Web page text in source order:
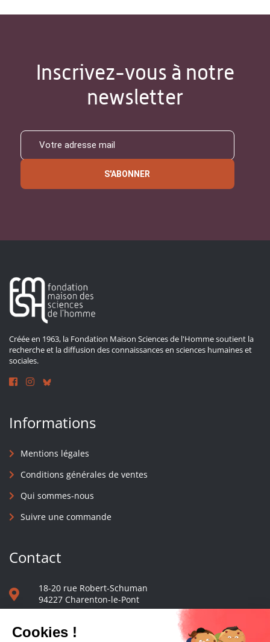
Inscrivez-vous à notre
newsletter
S'ABONNER
Créée en 1963, la Fondation Maison Sciences de l'Homme soutient la
recherche et la diffusion des connaissances en sciences humaines et
sociales.
Informations
Mentions légales
Conditions générales de ventes
Qui sommes-nous
Suivre une commande
Contact
18-20 rue Robert-Schuman
94227 Charenton-le-Pont